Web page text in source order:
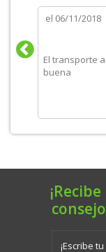
el 06/11/2018
El transporte
buena